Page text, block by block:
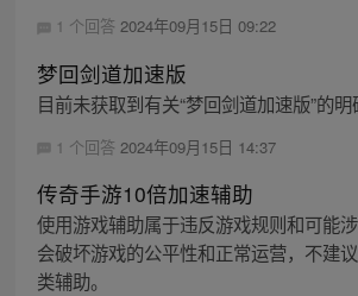
1 个回答 2024年09月15日 09:22
梦回剑道加速版
目前未获取到有关“梦回剑道加速版”的明
1 个回答 2024年09月15日 14:37
传奇手游10倍加速辅助
使用游戏辅助属于违反游戏规则和可能涉
会破坏游戏的公平性和正常运营，不建
类辅助。